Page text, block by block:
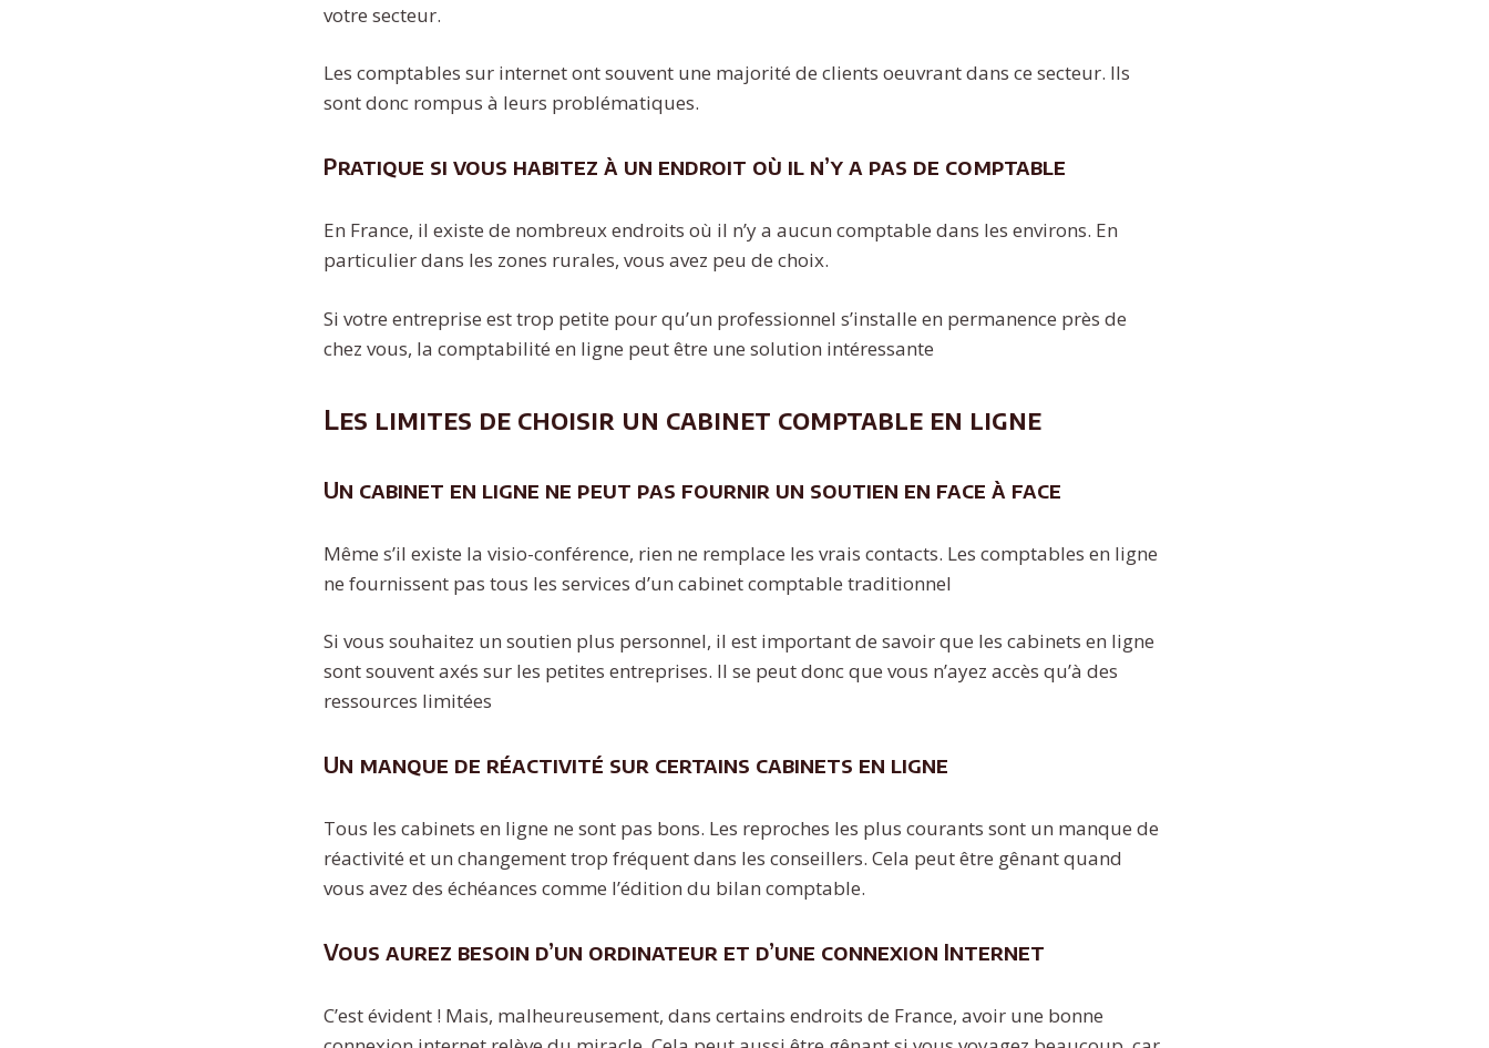
votre secteur.
Les comptables sur internet ont souvent une majorité de clients oeuvrant dans ce secteur. Ils
sont donc rompus à leurs problématiques.
Pratique si vous habitez à un endroit où il n’y a pas de comptable
En France, il existe de nombreux endroits où il n’y a aucun comptable dans les environs. En
particulier dans les zones rurales, vous avez peu de choix.
Si votre entreprise est trop petite pour qu’un professionnel s’installe en permanence près de
chez vous, la comptabilité en ligne peut être une solution intéressante
Les limites de choisir un cabinet comptable en ligne
Un cabinet en ligne ne peut pas fournir un soutien en face à face
Même s’il existe la visio-conférence, rien ne remplace les vrais contacts. Les comptables en ligne
ne fournissent pas tous les services d’un cabinet comptable traditionnel
Si vous souhaitez un soutien plus personnel, il est important de savoir que les cabinets en ligne
sont souvent axés sur les petites entreprises. Il se peut donc que vous n’ayez accès qu’à des
ressources limitées
Un manque de réactivité sur certains cabinets en ligne
Tous les cabinets en ligne ne sont pas bons. Les reproches les plus courants sont un manque de
réactivité et un changement trop fréquent dans les conseillers. Cela peut être gênant quand
vous avez des échéances comme l’édition du bilan comptable.
Vous aurez besoin d’un ordinateur et d’une connexion Internet
C’est évident ! Mais, malheureusement, dans certains endroits de France, avoir une bonne